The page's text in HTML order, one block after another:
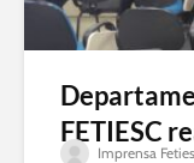
FETIESC
Imprensa